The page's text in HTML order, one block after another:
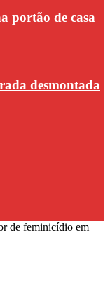
portão de casa
desmontada
de feminicídio em